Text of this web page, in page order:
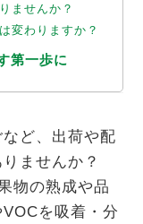
ませんか？
変わりますか？
第一歩に
ど、出荷や配
ませんか？
物の熟成や品
を吸着・分